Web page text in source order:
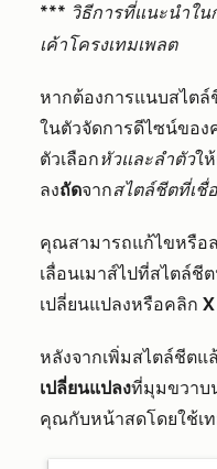
*** วิธีการที่แนะนำใ
เค้าโครงเทมเพลต
หากต้องการแนบสไตล์
ในตัวจัดการดีไซน์ขอ
ตัวเลือกหัวและลำตัวใ
ลงถัดจากสไตล์ชีตที่เชื่
คุณสามารถแก้ไขหรือ
เลื่อนเมาส์ไปที่สไตล์ชี
เปลี่ยนแปลงหรือคลิก X
หลังจากเพิ่มสไตล์ชีตแ
เปลี่ยนแปลงที่มุมขวาบ
คุณกับหน้าสดโดยใช้เ